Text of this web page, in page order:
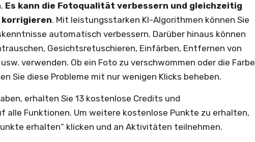
Es kann die Fotoqualität verbessern und gleichzeitig
korrigieren. Mit leistungsstarken KI-Algorithmen können Sie
automatisch verbessern. Darüber hinaus können
Gesichtsretuschieren, Einfärben, Entfernen von
verwenden. Ob ein Foto zu verschwommen oder die Farbe
Sie diese Probleme mit nur wenigen Klicks beheben.
erhalten Sie 13 kostenlose Credits und
alle Funktionen. Um weitere kostenlose Punkte zu erhalten,
erhalten“ klicken und an Aktivitäten teilnehmen.